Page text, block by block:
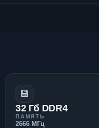
💾
32 Гб DDR4
ПАМЯТЬ
2666 МГц